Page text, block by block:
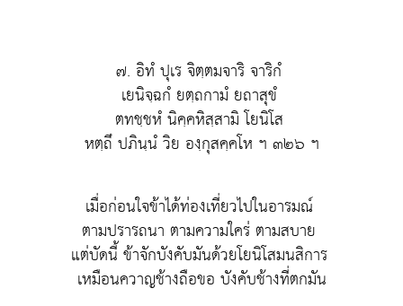
๗. อิทํ ปุเร จิตฺตมจาริ จาริกํ
เยนิจฺฉกํ ยตฺถกามํ ยถาสุขํ
ตทชฺชหํ นิคฺคหิสฺสามิ โยนิโส
หตฺถึ ปภินฺนํ วิย องฺกุสคฺคโห ฯ ๓๒๖ ฯ
เมื่อก่อนใจข้าได้ท่องเที่ยวไปในอารมณ์
ตามปรารถนา ตามความใคร่ ตามสบาย
แต่บัดนี้ ข้าจักบังคับมันด้วยโยนิโสมนสิการ
เหมือนควาญช้างถือขอ บังคับช้างที่ตกมัน